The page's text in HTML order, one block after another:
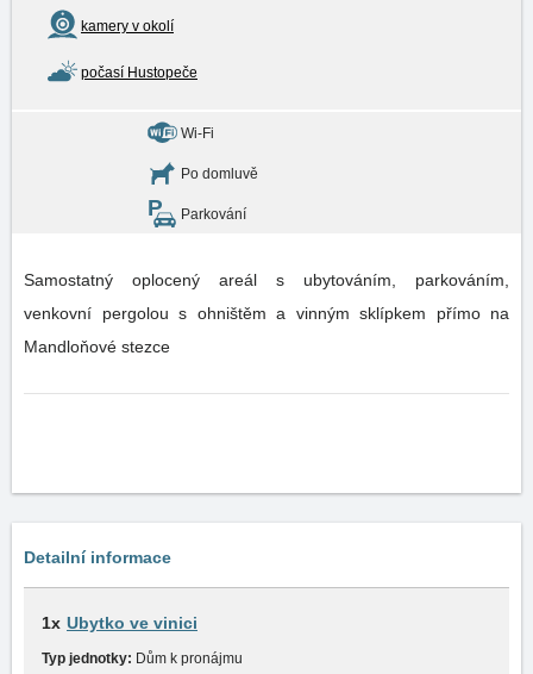
kamery v okolí
počasí Hustopeče
Wi-Fi
Po domluvě
Parkování
Samostatný oplocený areál s ubytováním, parkováním,
venkovní pergolou s ohništěm a vinným sklípkem přímo na
Mandloňové stezce
Detailní informace
1x Ubytko ve vinici
Typ jednotky: Dům k pronájmu